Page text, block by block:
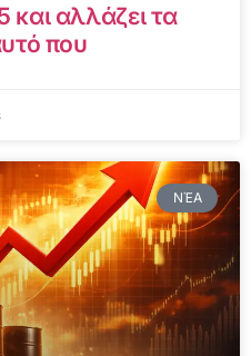
και αλλάζει τα
που
ΝΈΑ